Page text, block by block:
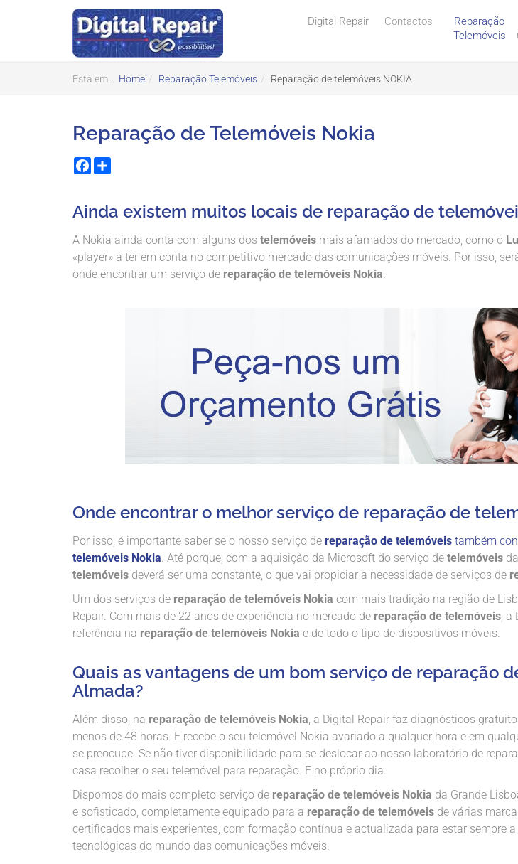
Digital Repair Contactos
Reparação
Telemóveis
Está em... Home Reparação Telemóveis Reparação de telemóveis NOKIA
Reparação de Telemóveis Nokia
Facebook
Ainda existem muitos locais de reparação de
A Nokia ainda conta com alguns dos telemóveis mais afamados do mercado, como o
«player» a ter em conta no competitivo mercado das comunicações móveis. Por isso,
onde encontrar um serviço de reparação de telemóveis Nokia.
Onde encontrar o melhor serviço de reparação de
Por isso, é importante saber se o nosso serviço de reparação de telemóveis também
telemóveis Nokia. Até porque, com a aquisição da Microsoft do serviço de telemóveis
telemóveis deverá ser uma constante, o que vai propiciar a necessidade de serviços de
Um dos serviços de reparação de telemóveis Nokia com mais tradição na região de
Repair. Com mais de 22 anos de experiência no mercado de reparação de telemóveis, a
referência na reparação de telemóveis Nokia e de todo o tipo de dispositivos móveis.
Quais as vantagens de um bom serviço de reparação
Almada?
Além disso, na reparação de telemóveis Nokia, a Digital Repair faz diagnósticos
menos de 48 horas. E recebe o seu telemóvel Nokia avariado a qualquer hora e em
se preocupe. Se não tiver disponibilidade para se deslocar ao nosso laboratório de
casa recolher o seu telemóvel para reparação. E no próprio dia.
Dispomos do mais completo serviço de reparação de telemóveis Nokia da Grande
e sofisticado, completamente equipado para a reparação de telemóveis de várias
certificados mais experientes, com formação contínua e actualizada para estar sempre
tecnológicas do mundo das comunicações móveis.